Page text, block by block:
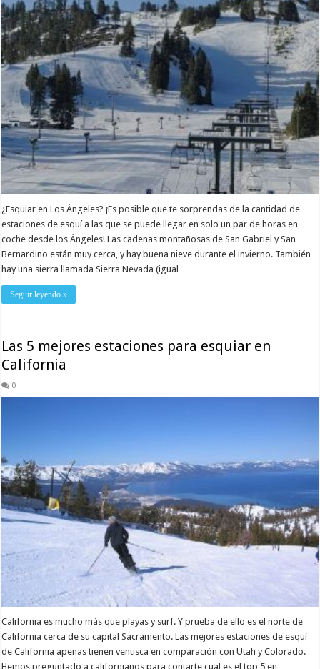
¿Esquiar en Los Ángeles? ¡Es posible que te sorprendas de la cantidad de
estaciones de esquí a las que se puede llegar en solo un par de horas en
coche desde los Ángeles! Las cadenas montañosas de San Gabriel y San
Bernardino están muy cerca, y hay buena nieve durante el invierno. También
hay una sierra llamada Sierra Nevada (igual …
Seguir leyendo »
Las 5 mejores estaciones para esquiar en
California
0
California es mucho más que playas y surf. Y prueba de ello es el norte de
California cerca de su capital Sacramento. Las mejores estaciones de esquí
de California apenas tienen ventisca en comparación con Utah y Colorado.
Hemos preguntado a californianos para contarte cual es el top 5 en